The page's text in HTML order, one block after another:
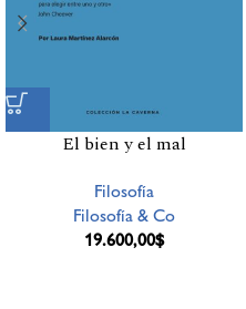
El bien y el mal
Filosofía
Filosofía & Co
19.600,00$